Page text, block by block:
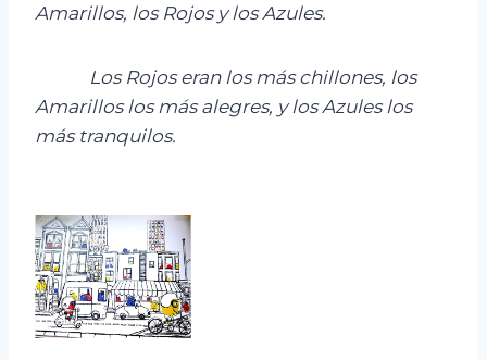
Amarillos, los Rojos y los Azules.
Los Rojos eran los más chillones, los
Amarillos los más alegres, ylos Azules los
más tranquilos.